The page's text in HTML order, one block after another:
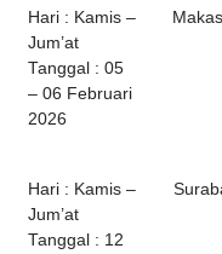
Hari : Kamis –
Jum’at
Tanggal : 05
– 06 Februari
2026
Hari : Kamis –
Jum’at
Tanggal : 12